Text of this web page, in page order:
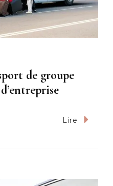
de groupe
Lire